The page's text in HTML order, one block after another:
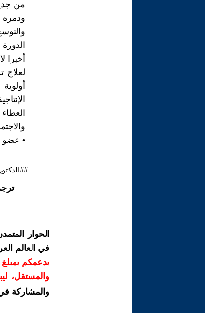
من
ودمره
لعلاج
• عضو
الحوار
في العالم
والمستقل،
والمشاركة